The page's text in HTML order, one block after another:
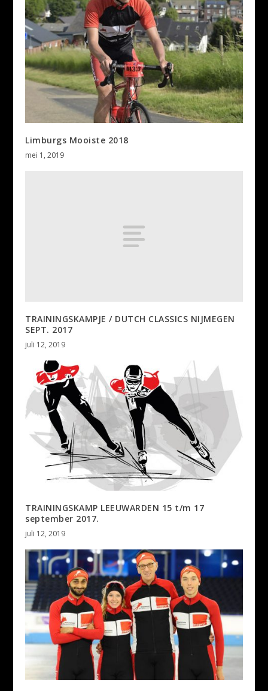
Limburgs Mooiste 2018
mei 1, 2019
TRAININGSKAMPJE / DUTCH CLASSICS NIJMEGEN
SEPT. 2017
juli 12, 2019
TRAININGSKAMP LEEUWARDEN 15 t/m 17
september 2017.
juli 12, 2019